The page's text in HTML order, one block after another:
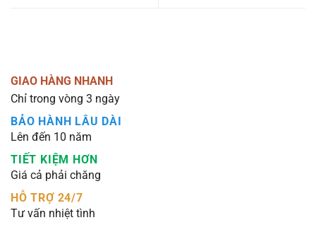
GIAO HÀNG NHANH
Chỉ trong vòng 3 ngày
BẢO HÀNH LÂU DÀI
Lên đến 10 năm
TIẾT KIỆM HƠN
Giá cả phải chăng
HỖ TRỢ 24/7
Tư vấn nhiệt tình